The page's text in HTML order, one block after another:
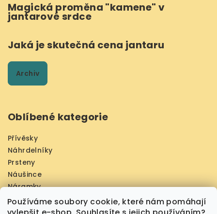
Používáme soubory cookie, které nám pomáhají
Magická proměna "kamene" v
jantarové srdce
Jaká je skutečná cena jantaru
Archiv
Oblíbené kategorie
Přívěsky
Náhrdelníky
Prsteny
Náušince
Náramky
Jantarové obrazy Prahy
Šperky z larimáru